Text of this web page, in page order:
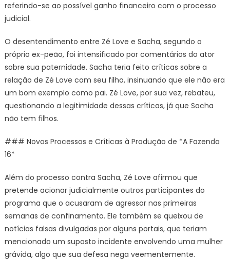
referindo-se ao possível ganho financeiro com o processo
judicial.
O desentendimento entre Zé Love e Sacha, segundo o
próprio ex-peão, foi intensificado por comentários do ator
sobre sua paternidade. Sacha teria feito críticas sobre a
relação de Zé Love com seu filho, insinuando que ele não era
um bom exemplo como pai. Zé Love, por sua vez, rebateu,
questionando a legitimidade dessas críticas, já que Sacha
não tem filhos.
### Novos Processos e Críticas à Produção de *A Fazenda
16*
Além do processo contra Sacha, Zé Love afirmou que
pretende acionar judicialmente outros participantes do
programa que o acusaram de agressor nas primeiras
semanas de confinamento. Ele também se queixou de
notícias falsas divulgadas por alguns portais, que teriam
mencionado um suposto incidente envolvendo uma mulher
grávida, algo que sua defesa nega veementemente.